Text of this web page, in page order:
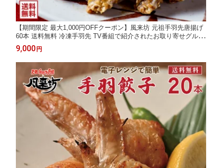
【期間限定 最大1,000円OFFクーポン】風来坊 元祖手羽先唐揚げ
60本 送料無料 冷凍手羽先 TV番組で紹介されたお取り寄せグルメ
手羽先 唐揚げ レンジ調理 ギフト プレゼント 贈答 お土産 2026
ギフト 楽天 父の日 お中元 御中元 残暑見舞い
9,000 円